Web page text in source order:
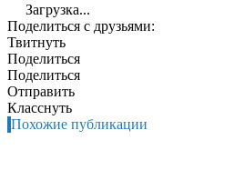
Загрузка...
Поделиться с друзьями:
Твитнуть
Поделиться
Поделиться
Отправить
Класснуть
Похожие публикации